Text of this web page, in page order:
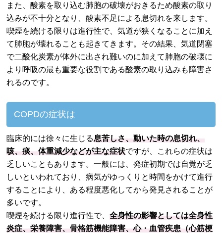
また、酸素を取り込む肺胞の破壊がおきるため酸素の取り
込みが不十分となり、酸素不足による息切れを来します。
喫煙を続ける限りは進行性で、気道が狭くなることに加え
て肺胞が壊れることも起きてきます。その結果、気道閉塞
で二酸化炭素が体外に出され難いのに加えて肺胞の破壊に
より呼吸の最も重要な役割である酸素の取り込みも障害さ
れるのです。
COPDの症状は
臨床的には徐々に生じる息苦しさ、動いた時の息切れ、
咳、痰、体重減少などが主な症状ですが、これらの症状は
乏しいこともあります。一般には、発症初期では自覚が乏
しいといわれており、病気がゆっくりと時間をかけて進行
することにより、ある程度悪化してから発見されることが
多いです。
喫煙を続ける限り進行性で、全身性の影響としては全身性
炎症、栄養障害、骨格筋機能障害、心・血管疾患（心筋梗